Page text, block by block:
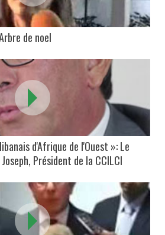
de noel
d'Afrique de l'Ouest »: Le
Président de la CCILCI